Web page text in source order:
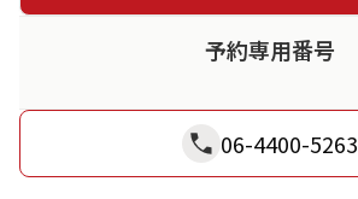
予約専用番号
06-4400-5263